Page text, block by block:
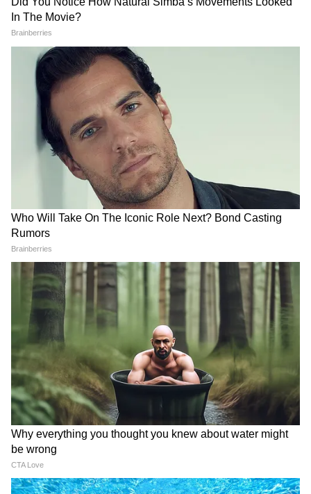
টাকা প্রতিদিন। খাবার-সহ প্যাকেজ ১৮০০ টাকা
জনপ্রতি।
৩. লাক্সারি: টাকি ইকো ট্যুরিজম কটেজ। পশ্চিমবঙ্গ
সরকারের। অনলাইন বুকিং হয়
http://wbtourism.gov.in থেকে। এসি কটেজ
৩২০০ টাকা + GST। লোকেশন সেরা।
খাবার কী খাবেন?
ইছামতীর টাটকা পার্শে, ভেটকি, গলদা চিংড়ি মাস্ট
ট্রাই। নদীর ধারের হোটেলগুলোয় ১৫০-২০০ টাকায়
‘নলেন গুড়ের আইসক্রিম’ ফেমাস। রাস্তার ধারে ১০
টাকায় ডাব খান।
১ দিনের ট্যুর প্ল্যান ও খরচ: সকাল ৭:১২-র ট্রেন
ধরে ৯:৩০-এ টাকি। টোটো বুক করে ৪০০ টাকায়
রাজবাড়ি, জোড়া মন্দির, মিনি সুন্দরবন ঘুরুন।
দুপুরে লাঞ্চ ২০০ টাকা। বিকেল ৪টে নাগাদ ১ ঘণ্টা
নৌকাবিহার ৩০০ টাকা। ৫:৪২-এর ট্রেন ধরে ৮টায়
কলকাতা। মোট খরচ জনপ্রতি:
২৫+১৫+১০০+২০০+৭৫+২৫+১৫ = ৪৫৫ টাকা। ৫০০
টাকায় দিনের দিন ঘুরে আসা সম্ভব।